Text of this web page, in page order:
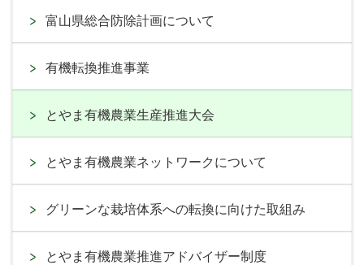
富山県総合防除計画について
有機転換推進事業
とやま有機農業生産推進大会
とやま有機農業ネットワークについて
グリーンな栽培体系への転換に向けた取組み
とやま有機農業推進アドバイザー制度